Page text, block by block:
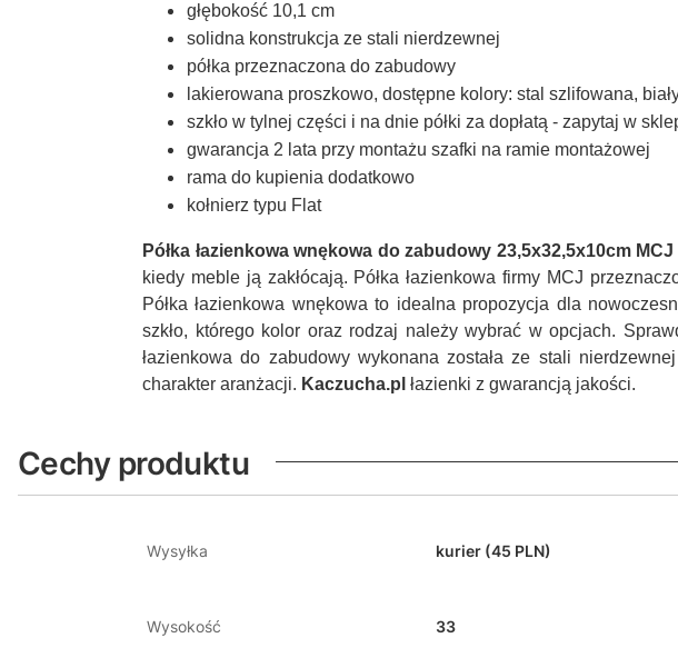
głębokość 10,1 cm
solidna konstrukcja ze stali nierdzewnej
półka przeznaczona do zabudowy
lakierowana proszkowo, dostępne kolory: stal szlifowana,
szkło w tylnej części i na dnie półki za dopłatą - zapytaj w
gwarancja 2 lata przy montażu szafki na ramie montażowej
rama do kupienia dodatkowo
kołnierz typu Flat
Półka łazienkowa wnękowa do zabudowy 23,5x32,5x10cm
kiedy meble ją zakłócają. Półka łazienkowa firmy MCJ
Półka łazienkowa wnękowa to idealna propozycja dla
szkło, którego kolor oraz rodzaj należy wybrać w opcjach.
łazienkowa do zabudowy wykonana została ze stali
charakter aranżacji. Kaczucha.pl łazienki z gwarancją jakości.
Cechy produktu
Wysyłka kurier (45 PLN)
Wysokość 33